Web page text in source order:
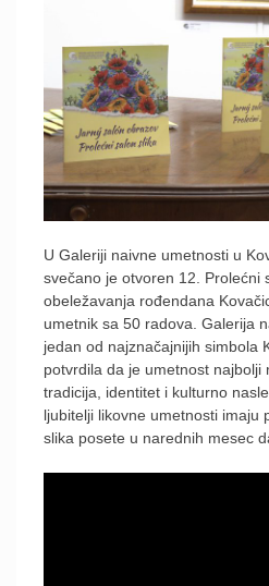
U Galeriji naivne umetnosti u
svečano je otvoren 12. Prolećni
obeležavanja rođendana
umetnik sa 50 radova. Galerija
jedan od najznačajnijih simbola
potvrdila da je umetnost najbolji
tradicija, identitet i kulturno
ljubitelji likovne umetnosti imaju
slika posete u narednih mesec